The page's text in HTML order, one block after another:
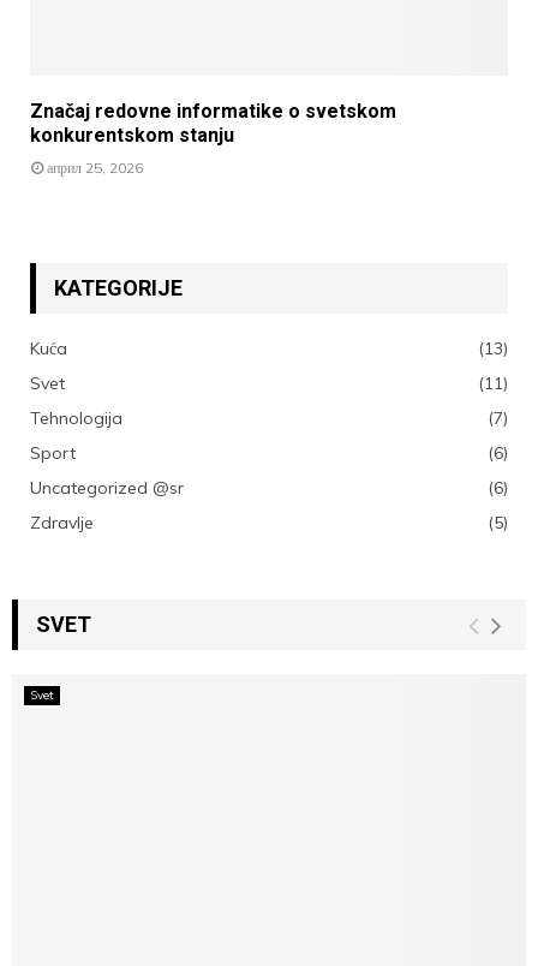
Značaj redovne informatike o svetskom
konkurentskom stanju
април 25, 2026
KATEGORIJE
Kuća
(13)
Svet
(11)
Tehnologija
(7)
Sport
(6)
Uncategorized @sr
(6)
Zdravlje
(5)
SVET
Svet